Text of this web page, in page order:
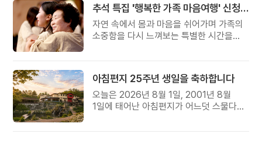
추석 특집 '행복한 가족 마음여행' 신청 안내
자연 속에서 몸과 마음을 쉬어가며 가족의
소중함을 다시 느껴보는 특별한 시간을
아침편지 25주년 생일을 축하합니다
오늘은 2026년 8월 1일, 2001년 8월
1일에 태어난 아침편지가 어느덧 스물다섯